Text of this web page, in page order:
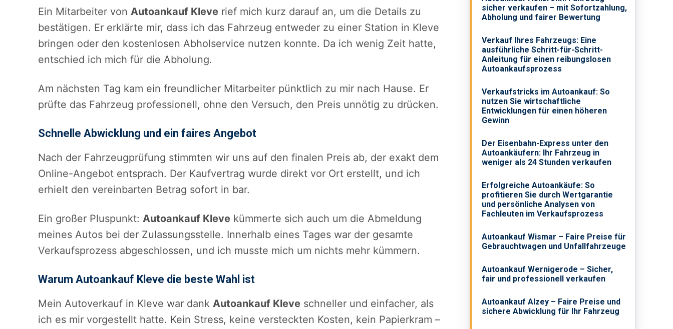
Ein Mitarbeiter von Autoankauf Kleve rief mich kurz darauf an, um die Details zu
bestätigen. Er erklärte mir, dass ich das Fahrzeug entweder zu einer Station in Kleve
bringen oder den kostenlosen Abholservice nutzen konnte. Da ich wenig Zeit hatte,
entschied ich mich für die Abholung.
Am nächsten Tag kam ein freundlicher Mitarbeiter pünktlich zu mir nach Hause. Er
prüfte das Fahrzeug professionell, ohne den Versuch, den Preis unnötig zu drücken.
Schnelle Abwicklung und ein faires Angebot
Nach der Fahrzeugprüfung stimmten wir uns auf den finalen Preis ab, der exakt dem
Online-Angebot entsprach. Der Kaufvertrag wurde direkt vor Ort erstellt, und ich
erhielt den vereinbarten Betrag sofort in bar.
Ein großer Pluspunkt: Autoankauf Kleve kümmerte sich auch um die Abmeldung
meines Autos bei der Zulassungsstelle. Innerhalb eines Tages war der gesamte
Verkaufsprozess abgeschlossen, und ich musste mich um nichts mehr kümmern.
Warum Autoankauf Kleve die beste Wahl ist
Mein Autoverkauf in Kleve war dank Autoankauf Kleve schneller und einfacher, als
ich es mir vorgestellt hatte. Kein Stress, keine versteckten Kosten, kein Papierkram –
sicher verkaufen – mit Sofortzahlung,
Abholung und fairer Bewertung
Verkauf Ihres Fahrzeugs: Eine
ausführliche Schritt-für-Schritt-
Anleitung für einen reibungslosen
Autoankaufsprozess
Verkaufstricks im Autoankauf: So
nutzen Sie wirtschaftliche
Entwicklungen für einen höheren
Gewinn
Der Eisenbahn-Express unter den
Autoankäufern: Ihr Fahrzeug in
weniger als 24 Stunden verkaufen
Erfolgreiche Autoankäufe: So
profitieren Sie durch Wertgarantie
und persönliche Analysen von
Fachleuten im Verkaufsprozess
Autoankauf Wismar – Faire Preise für
Gebrauchtwagen und Unfallfahrzeuge
Autoankauf Wernigerode – Sicher,
fair und professionell verkaufen
Autoankauf Alzey – Faire Preise und
sichere Abwicklung für Ihr Fahrzeug